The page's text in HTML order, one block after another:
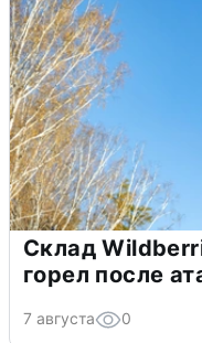
Склад
горел после
7 августа 0